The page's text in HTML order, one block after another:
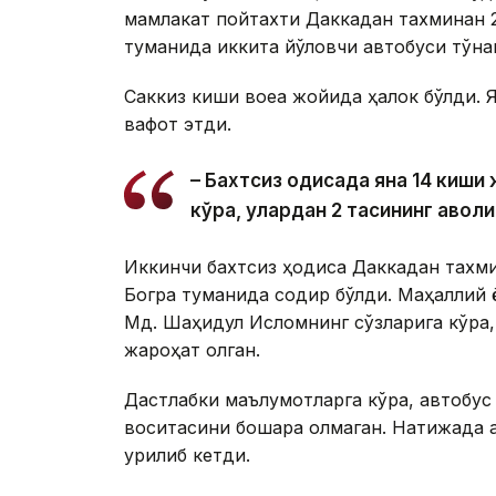
мамлакат пойтахти Даккадан
туманида иккита йўловчи автобуси
Саккиз киши воқеа жойида ҳалок
вафот этди.
– Бахтсиз ҳодисада яна 14
кўра, улардан 2 тасининг
Иккинчи бахтсиз ҳодиса Даккадан
Богра туманида содир бўлди. Маҳаллий
Мд. Шаҳидул Исломнинг сўзларига
жароҳат олган.
Дастлабки маълумотларга кўра,
воситасини бошқара олмаган. Натижада
урилиб кетди.